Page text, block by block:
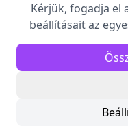
Kérjük, fogadja el
beállításait az